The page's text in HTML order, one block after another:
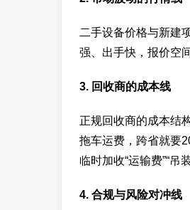
二手设备价格与新建
强、出手快，报价空
3. 回收商的成本线
正规回收商的成本结
拖车运费，跨省就要
临时加收“运输费”“
4. 合规与风险对冲线